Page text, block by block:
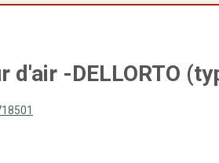
d'air -DELLORTO